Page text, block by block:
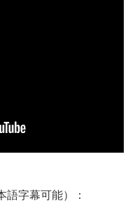
語字幕可能）：